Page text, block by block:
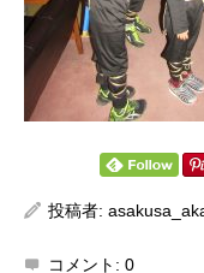
投稿者:
コメント: 0